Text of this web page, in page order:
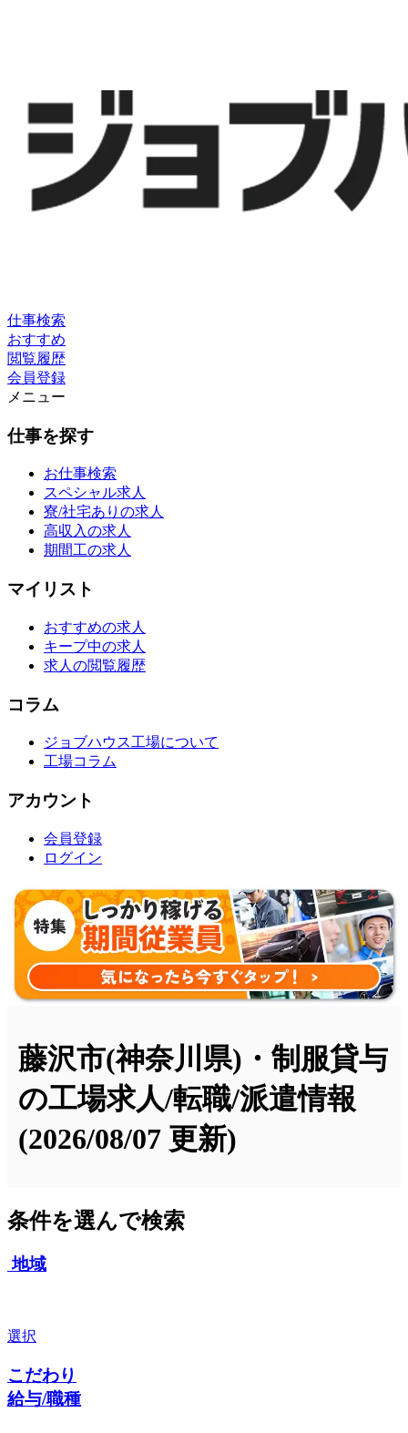
仕事検索
おすすめ
閲覧履歴
会員登録
メニュー
仕事を探す
お仕事検索
スペシャル求人
寮/社宅ありの求人
高収入の求人
期間工の求人
マイリスト
おすすめの求人
キープ中の求人
求人の閲覧履歴
コラム
ジョブハウス工場について
工場コラム
アカウント
会員登録
ログイン
藤沢市(神奈川県)・制服貸与
の工場求人/転職/派遣情報
(2026/08/07 更新)
条件を選んで検索
地域
選択
こだわり
給与/職種